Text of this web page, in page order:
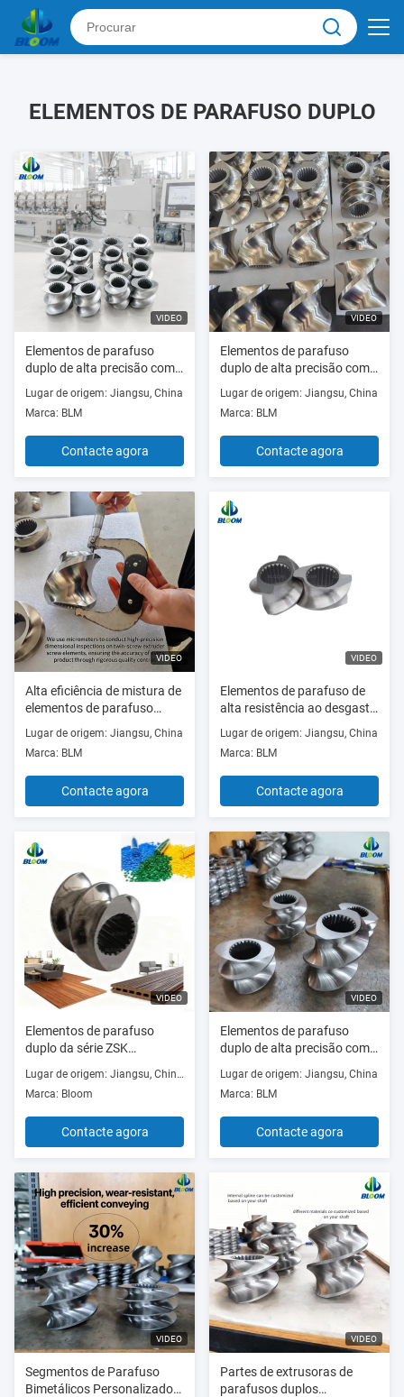
ELEMENTOS DE PARAFUSO DUPLO
VIDEO
Elementos de parafuso
duplo de alta precisão com
resistência ao desgaste,
resistência à corrosão e liga
bimetálica para
processamento de PA6
Lugar de origem: Jiangsu, China
Marca: BLM
Contacte agora
VIDEO
Elementos de parafuso
duplo de alta precisão com
resistência ao desgaste e à
corrosão para extrusão de
plástico
Lugar de origem: Jiangsu, China
Marca: BLM
Contacte agora
VIDEO
Alta eficiência de mistura de
elementos de parafuso
bimetálico de 30 mm para
desempenho durável da
extrusora
Lugar de origem: Jiangsu, China
Marca: BLM
Contacte agora
VIDEO
Elementos de parafuso de
alta resistência ao desgaste
e à corrosão para peças
sobressalentes de
extrusoras paralelas
Lugar de origem: Jiangsu, China
Marca: BLM
Contacte agora
VIDEO
Elementos de parafuso
duplo da série ZSK
W6Mo5Cr4V2 para
extrusoras de parafuso
duplo de rotação conjunta
com diâmetro entre 20 mm
e 200 mm
Lugar de origem: Jiangsu, China (continente)
Marca: Bloom
Contacte agora
VIDEO
Elementos de parafuso
duplo de alta precisão com
ligas de 38CrMoAl
CR12MoV e W6542 para
extrusoras de composição
de polímeros
Lugar de origem: Jiangsu, China
Marca: BLM
Contacte agora
VIDEO
Segmentos de Parafuso
Bimetálicos Personalizados,
VIDEO
Partes de extrusoras de
parafusos duplos